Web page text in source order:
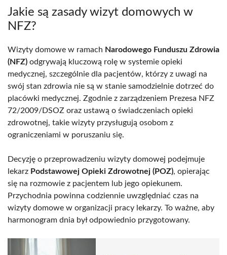
Jakie są zasady wizyt domowych w
NFZ?
Wizyty domowe w ramach Narodowego Funduszu Zdrowia
(NFZ) odgrywają kluczową rolę w systemie opieki
medycznej, szczególnie dla pacjentów, którzy z uwagi na
swój stan zdrowia nie są w stanie samodzielnie dotrzeć do
placówki medycznej. Zgodnie z zarządzeniem Prezesa NFZ
72/2009/DSOZ oraz ustawą o świadczeniach opieki
zdrowotnej, takie wizyty przysługują osobom z
ograniczeniami w poruszaniu się.
Decyzję o przeprowadzeniu wizyty domowej podejmuje
lekarz Podstawowej Opieki Zdrowotnej (POZ), opierając
się na rozmowie z pacjentem lub jego opiekunem.
Przychodnia powinna codziennie uwzględniać czas na
wizyty domowe w organizacji pracy lekarzy. To ważne, aby
harmonogram dnia był odpowiednio przygotowany.